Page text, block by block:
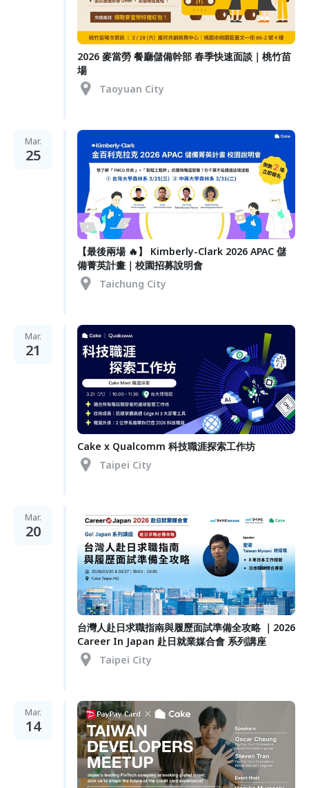
2026 麥當勞 餐廳儲備幹部 春季快速面談｜桃竹苗
場
Taoyuan City
Mar.
25
【最後兩場 🔥】 Kimberly-Clark 2026 APAC 儲
備菁英計畫｜校園招募說明會
Taichung City
Mar.
21
Cake x Qualcomm 科技職涯探索工作坊
Taipei City
Mar.
20
台灣人赴日求職指南與履歷面試準備全攻略 ｜2026
Career In Japan 赴日就業媒合會 系列講座
Taipei City
Mar.
14